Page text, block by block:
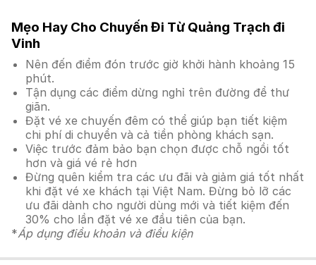
Mẹo Hay Cho Chuyến Đi Từ Quảng Trạch đi
Vinh
Nên đến điểm đón trước giờ khởi hành khoảng 15
phút.
Tận dụng các điểm dừng nghỉ trên đường để thư
giãn.
Đặt vé xe chuyến đêm có thể giúp bạn tiết kiệm
chi phí di chuyển và cả tiền phòng khách sạn.
Việc trước đảm bảo bạn chọn được chỗ ngồi tốt
hơn và giá vé rẻ hơn
Đừng quên kiểm tra các ưu đãi và giảm giá tốt nhất
khi đặt vé xe khách tại Việt Nam. Đừng bỏ lỡ các
ưu đãi dành cho người dùng mới và tiết kiệm đến
30% cho lần đặt vé xe đầu tiên của bạn.
*Áp dụng điều khoản và điều kiện